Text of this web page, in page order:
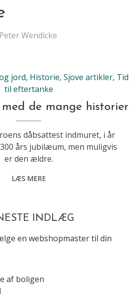
Wendicke
jord, Historie,Sjove artikler, Tid
til eftertanke
de mange historier
dåbsattest indmuret, i år
års jubilæum, men muligvis
er den ældre.
LÆS MERE
INDLÆG
en webshopmaster til din
af boligen